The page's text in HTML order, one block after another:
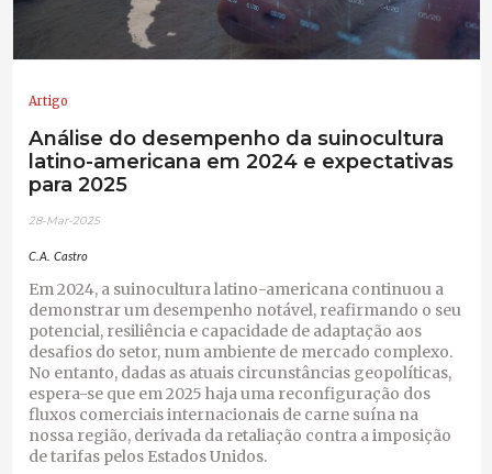
Artigo
Análise do desempenho da suinocultura
latino-americana em 2024 e expectativas
para 2025
28-Mar-2025
C.A. Castro
Em 2024, a suinocultura latino-americana continuou a
demonstrar um desempenho notável, reafirmando o seu
potencial, resiliência e capacidade de adaptação aos
desafios do setor, num ambiente de mercado complexo.
No entanto, dadas as atuais circunstâncias geopolíticas,
espera-se que em 2025 haja uma reconfiguração dos
fluxos comerciais internacionais de carne suína na
nossa região, derivada da retaliação contra a imposição
de tarifas pelos Estados Unidos.